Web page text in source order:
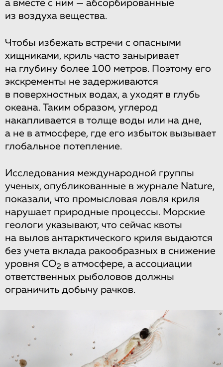
а вместе с ним — абсорбированные
из воздуха вещества.
Чтобы избежать встречи с опасными
хищниками, криль часто заныривает
на глубину более 100 метров. Поэтому его
экскременты не задерживаются
в поверхностных водах, а уходят в глубь
океана. Таким образом, углерод
накапливается в толще воды или на дне,
а не в атмосфере, где его избыток вызывает
глобальное потепление.
Исследования международной группы
ученых, опубликованные в журнале Nature,
показали, что промысловая ловля криля
нарушает природные процессы. Морские
геологи указывают, что сейчас квоты
на вылов антарктического криля выдаются
без учета вклада ракообразных в снижение
уровня CO2 в атмосфере, а ассоциации
ответственных рыболовов должны
ограничить добычу рачков.